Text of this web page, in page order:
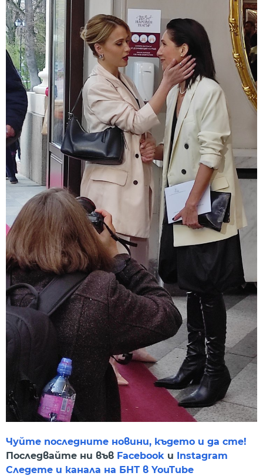
Чуйте последните новини, където и да сте!
Последвайте ни във Facebook и Instagram
Следете и канала на БНТ в YouTube